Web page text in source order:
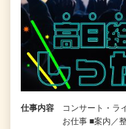
仕事内容
コンサート・ラ
お仕事 ■案内／